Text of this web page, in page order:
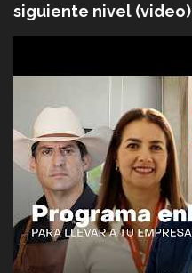
siguiente nivel (video)